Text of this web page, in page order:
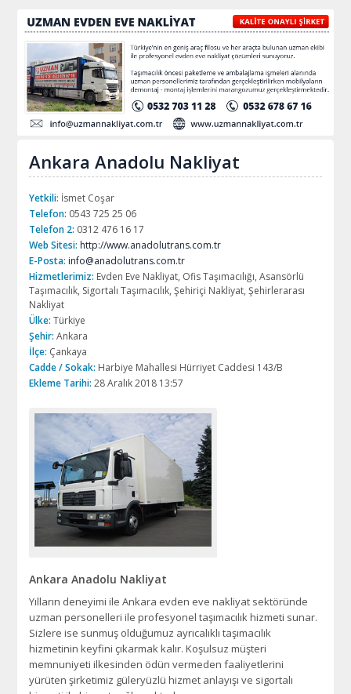
Ankara Anadolu Nakliyat
Yetkili: İsmet Coşar
Telefon: 0543 725 25 06
Telefon 2: 0312 476 16 17
Web Sitesi: http://www.anadolutrans.com.tr
E-Posta: info@anadolutrans.com.tr
Hizmetlerimiz: Evden Eve Nakliyat, Ofis Taşımacılığı, Asansörlü
Taşımacılık, Sigortalı Taşımacılık, Şehiriçi Nakliyat, Şehirlerarası
Nakliyat
Ülke: Türkiye
Şehir: Ankara
İlçe: Çankaya
Cadde / Sokak: Harbiye Mahallesi Hürriyet Caddesi 143/B
Ekleme Tarihi: 28 Aralık 2018 13:57
Ankara Anadolu Nakliyat
Yılların deneyimi ile Ankara evden eve nakliyat sektöründe
uzman personelleri ile profesyonel taşımacılık hizmeti sunar.
Sizlere ise sunmuş olduğumuz ayrıcalıklı taşımacılık
hizmetinin keyfini çıkarmak kalır. Koşulsuz müşteri
memnuniyeti ilkesinden ödün vermeden faaliyetlerini
yürüten şirketimiz güleryüzlü hizmet anlayışı ve sigortalı